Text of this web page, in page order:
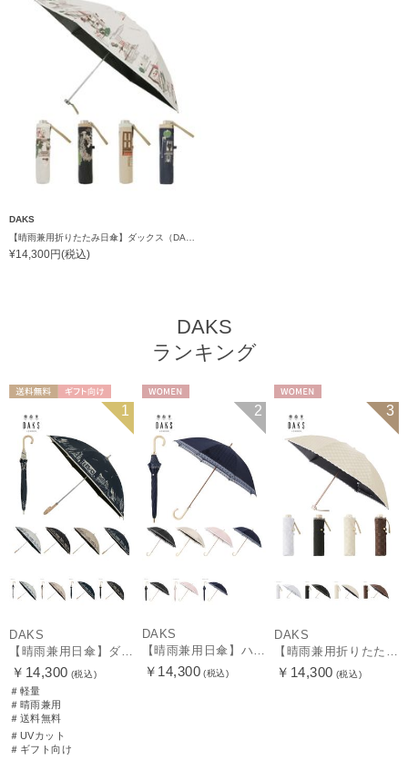
DAKS
¥14,300円(税込)
DAKS
ランキング
ギフト向け
WOMEN
1
DAKS
【晴雨兼用日傘】ダックス（DAKS）街並み 遮光99.99％ UV99％ 軽量
￥14,300 (税込)
＃軽量
＃晴雨兼用
＃送料無料
＃UVカット
＃ギフト向け
2
DAKS
【晴雨兼用日傘】ハウスチェック×オーガンジーレース 遮光率99.99％以上 UV99%以上 軽量 日本製
￥14,300 (税込)
3
DAKS
【晴雨兼用折りたたみ日傘】ロゴジャガード×刺繍 遮光率99.99％以上 UV99%以上 軽量 日本製
￥14,300 (税込)